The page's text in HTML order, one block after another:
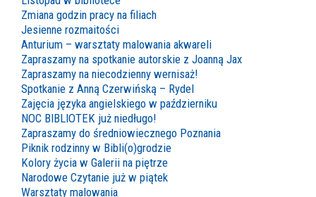
Zmiana godzin pracy na filiach
Jesienne rozmaitości
Anturium – warsztaty malowania akwareli
Zapraszamy na spotkanie autorskie z Joanną Jax
Zapraszamy na niecodzienny wernisaż!
Spotkanie z Anną Czerwińską – Rydel
Zajęcia języka angielskiego w październiku
NOC BIBLIOTEK już niedługo!
Zapraszamy do średniowiecznego Poznania
Piknik rodzinny w Bibli(o)grodzie
Kolory życia w Galerii na piętrze
Narodowe Czytanie już w piątek
Warsztaty malowania